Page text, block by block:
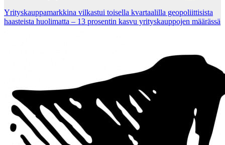
Yrityskauppamarkkina vilkastui toisella kvartaalilla geopoliittisista
haasteista huolimatta – 13 prosentin kasvu yrityskauppojen määrässä